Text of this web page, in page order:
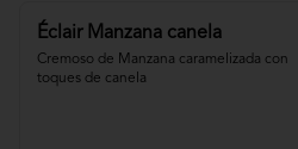
Éclair Manzana canela
Cremoso de Manzana caramelizada con
toques de canela